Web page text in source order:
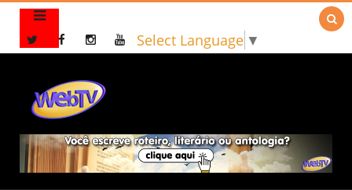
Select Language ▼
